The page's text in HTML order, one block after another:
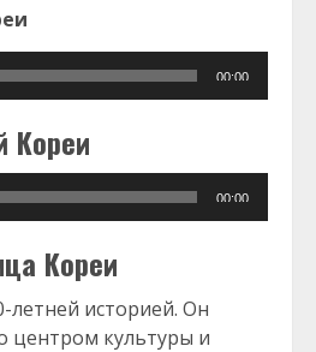
00:00
Кореи
00:00
Кореи
летней историей. Он
центром культуры и